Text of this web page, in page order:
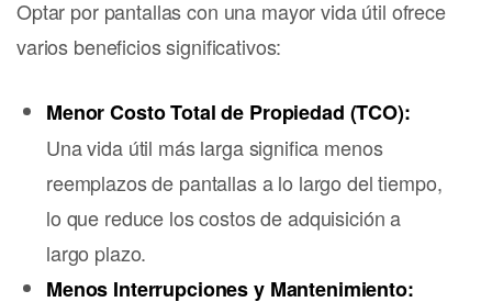
Optar por pantallas con una mayor vida útil ofrece
varios beneficios significativos:
Menor Costo Total de Propiedad (TCO):
Una vida útil más larga significa menos
reemplazos de pantallas a lo largo del tiempo,
lo que reduce los costos de adquisición a
largo plazo.
Menos Interrupciones y Mantenimiento: